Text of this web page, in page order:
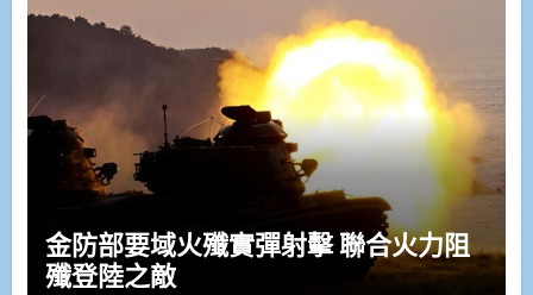
金防部要域火殲實彈射擊 聯合火力阻
殲登陸之敵